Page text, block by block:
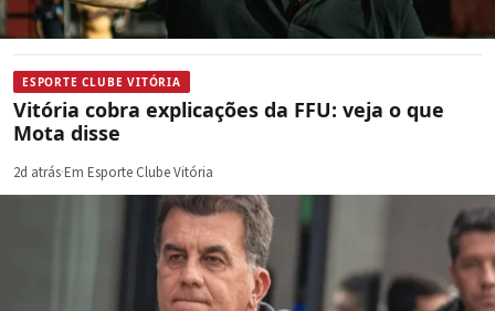
ESPORTE CLUBE VITÓRIA
Vitória cobra explicações da FFU: veja o que
Mota disse
2d atrás·Em Esporte Clube Vitória